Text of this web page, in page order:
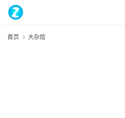
首页 大杂烩